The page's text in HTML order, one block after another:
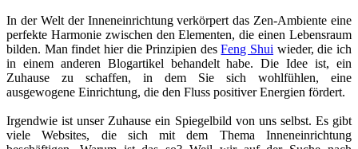
In der Welt der Inneneinrichtung verkörpert das Zen-Ambiente eine
perfekte Harmonie zwischen den Elementen, die einen Lebensraum
bilden. Man findet hier die Prinzipien desFeng Shui wieder, die ich
in einem anderen Blogartikel behandelt habe. Die Idee ist, ein
Zuhause zu schaffen, in dem Sie sich wohlfühlen, eine
ausgewogene Einrichtung, die den Fluss positiver Energien fördert.
Irgendwie ist unser Zuhause ein Spiegelbild von uns selbst. Es gibt
viele Websites, die sich mit dem Thema Inneneinrichtung